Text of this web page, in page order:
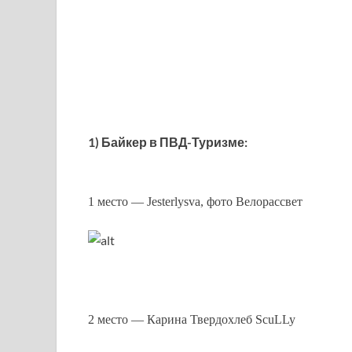
1) Байкер в ПВД-Туризме:
1 место — Jesterlysva, фото Велорассвет
2 место — Карина Твердохлеб ScuLLy